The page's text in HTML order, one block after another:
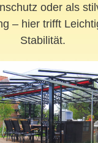
oder als
– hier trifft
Stabilität.